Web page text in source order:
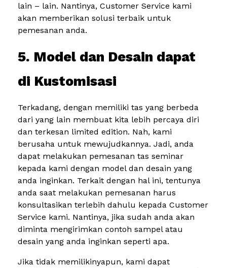
lain – lain. Nantinya, Customer Service kami
akan memberikan solusi terbaik untuk
pemesanan anda.
5. Model dan Desain dapat
di Kustomisasi
Terkadang, dengan memiliki tas yang berbeda
dari yang lain membuat kita lebih percaya diri
dan terkesan limited edition. Nah, kami
berusaha untuk mewujudkannya. Jadi, anda
dapat melakukan pemesanan tas seminar
kepada kami dengan model dan desain yang
anda inginkan. Terkait dengan hal ini, tentunya
anda saat melakukan pemesanan harus
konsultasikan terlebih dahulu kepada Customer
Service kami. Nantinya, jika sudah anda akan
diminta mengirimkan contoh sampel atau
desain yang anda inginkan seperti apa.
Jika tidak memilikinyapun, kami dapat